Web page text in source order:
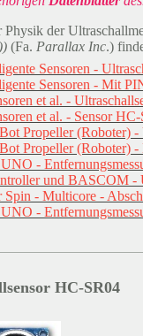
der
(Fa. Parallax Inc.)
Sensoren -
Sensoren - Mit
et al. -
et al. - Sensor
Propeller (Roboter) -
Propeller (Roboter)
-
und BASCOM -
Spin - Multicore -
-
HC-SR04